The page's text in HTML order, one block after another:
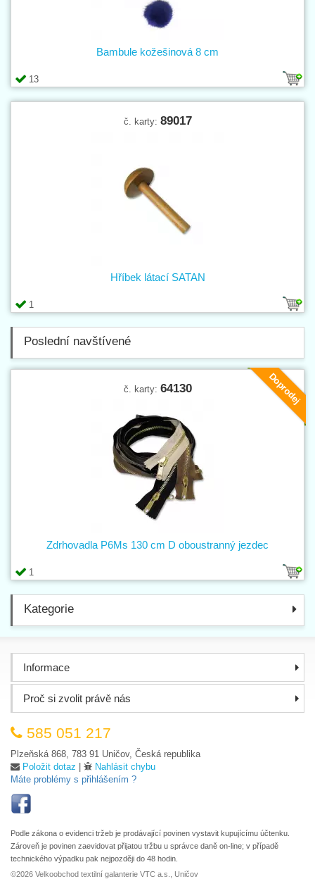
13
Bambule kožešinová 8 cm
č. karty: 89017
1
Hříbek látací SATAN
Poslední navštívené
Doprodej
č. karty: 64130
1
Zdrhovadla P6Ms 130 cm D oboustranný jezdec
Kategorie
Informace
©2026 Velkoobchod textilní galanterie VTC a.s., Uničov
Proč si zvolit právě nás
585 051 217
Plzeňská 868, 783 91 Uničov, Česká republika
Položit dotaz |
Nahlásit chybu
Máte problémy s přihlášením ?
Podle zákona o evidenci tržeb je prodávající povinen vystavit kupujícímu účtenku.
Zároveň je povinen zaevidovat přijatou tržbu u správce daně on-line; v případě
technického výpadku pak nejpozději do 48 hodin.